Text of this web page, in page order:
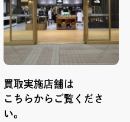
買取実施店舗は
こちらからご覧くださ
い。